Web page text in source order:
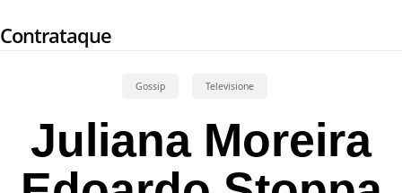
to
Contrataque
Gossip Televisione
Juliana Moreira